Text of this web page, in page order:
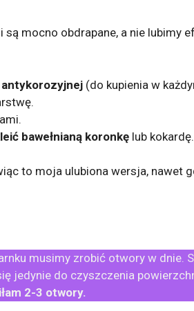
mocno obdrapane, a nie lubimy
(do kupienia w
bawełnianą koronkę lub
to moja ulubiona wersja, nawet
musimy zrobić otwory w dnie.
jedynie do czyszczenia
2-3 otwory.